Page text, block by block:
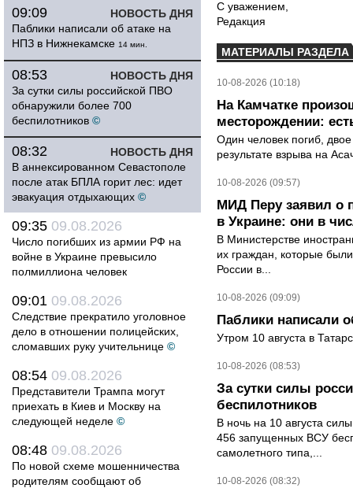
НОВОСТЬ ДНЯ
09:09
Паблики написали об атаке на
НПЗ в Нижнекамске 14 мин.
НОВОСТЬ ДНЯ
08:53
За сутки силы российской ПВО
обнаружили более 700
беспилотников ©
НОВОСТЬ ДНЯ
08:32
В аннексированном Севастополе
после атак БПЛА горит лес: идет
эвакуация отдыхающих ©
09:35 09.08.2026
Число погибших из армии РФ на
войне в Украине превысило
полмиллиона человек
09:01 09.08.2026
Следствие прекратило уголовное
дело в отношении полицейских,
сломавших руку учительнице ©
08:54 09.08.2026
Представители Трампа могут
приехать в Киев и Москву на
следующей неделе ©
08:48 09.08.2026
По новой схеме мошенничества
родителям сообщают об
С уважением,
Редакция
МАТЕРИАЛЫ РАЗДЕЛА
10-08-2026 (10:18)
На Камчатке
месторождении:
Один человек погиб,
результате взрыва на
10-08-2026 (09:57)
МИД Перу заявил о
в Украине: они в
В Министерстве
их граждан, которые
России в...
10-08-2026 (09:09)
Паблики написали
Утром 10 августа в
10-08-2026 (08:53)
За сутки силы
беспилотников
В ночь на 10 августа
456 запущенных ВСУ
самолетного типа,...
10-08-2026 (08:32)